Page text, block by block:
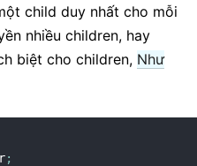
child duy nhất cho mỗi
nhiều children, hay
biệt cho children, Như
;